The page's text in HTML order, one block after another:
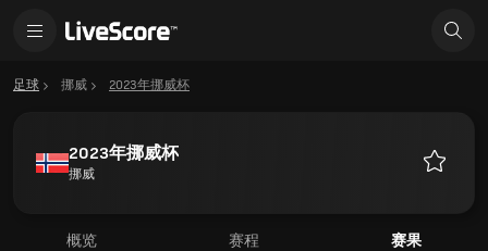
足球 挪威 2023年挪威杯
2023年挪威杯
挪威
概览 赛程 赛果